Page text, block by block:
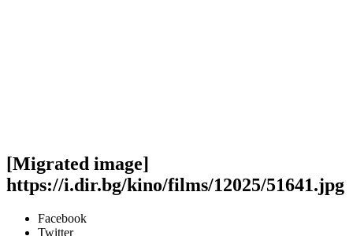
[Migrated image]
https://i.dir.bg/kino/films/12025/51641.jpg
Facebook
Twitter